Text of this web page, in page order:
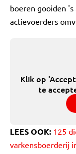
boeren gooiden 's
actievoerders
Klik op
te
LEES OOK: 125
varkensboerderij